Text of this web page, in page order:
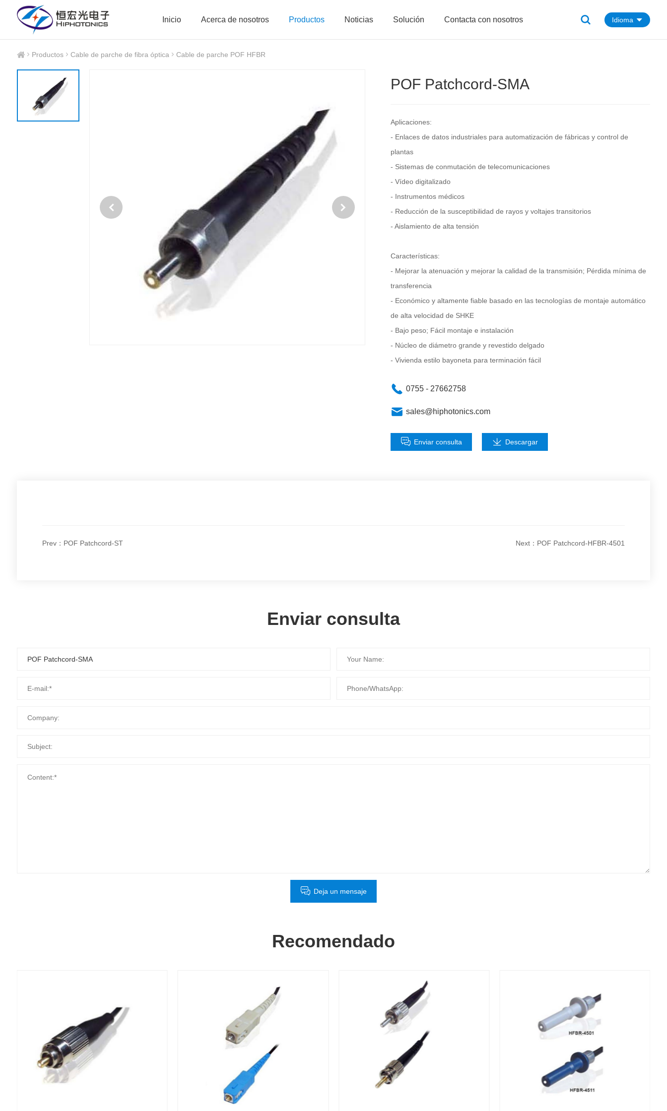
Inicio Acerca de nosotros Productos Noticias Solución Contacta con nosotros Idioma
Productos Cable de parche de fibra óptica Cable de parche POF HFBR
POF Patchcord-SMA
Aplicaciones:
- Enlaces de datos industriales para automatización de fábricas y control de
plantas
- Sistemas de conmutación de telecomunicaciones
- Vídeo digitalizado
- Instrumentos médicos
- Reducción de la susceptibilidad de rayos y voltajes transitorios
- Aislamiento de alta tensión
Características:
- Mejorar la atenuación y mejorar la calidad de la transmisión; Pérdida mínima de
transferencia
- Económico y altamente fiable basado en las tecnologías de montaje automático
de alta velocidad de SHKE
- Bajo peso; Fácil montaje e instalación
- Núcleo de diámetro grande y revestido delgado
- Vivienda estilo bayoneta para terminación fácil
0755 - 27662758
sales@hiphotonics.com
Enviar consulta Descargar
Prev：POF Patchcord-ST Next：POF Patchcord-HFBR-4501
Enviar consulta
Deja un mensaje
Recomendado